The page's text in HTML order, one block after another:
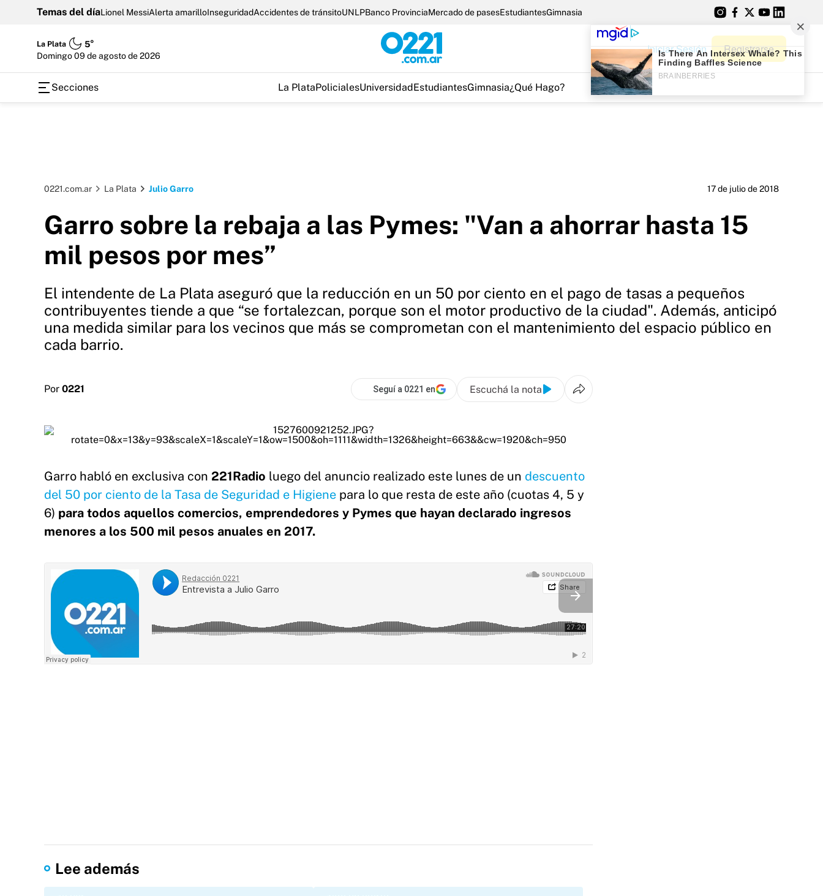
Temas del díaLionel MessiAlerta amarilloInseguridadAccidentes de tránsitoUNLPBanco ProvinciaMercado de pasesEstudiantesGimnasia
La Plata
5°
domingo 09 de agosto de 2026
Iniciar Sesión Registrarse
Secciones La PlataPolicialesUniversidadEstudiantesGimnasia¿Qué Hago?
0221.com.ar La Plata Julio Garro 17 de julio de 2018
Garro sobre la rebaja a las Pymes: "Van a ahorrar hasta 15
mil pesos por mes”
El intendente de La Plata aseguró que la reducción en un 50 por ciento en el pago de tasas a pequeños
contribuyentes tiende a que “se fortalezcan, porque son el motor productivo de la ciudad". Además, anticipó
una medida similar para los vecinos que más se comprometan con el mantenimiento del espacio público en
cada barrio.
Por 0221 Seguí a 0221 en Escuchá la nota
Garro habló en exclusiva con 221Radio luego del anuncio realizado este lunes de un descuento
del 50 por ciento de la Tasa de Seguridad e Higiene para lo que resta de este año (cuotas 4, 5 y
6) para todos aquellos comercios, emprendedores y Pymes que hayan declarado ingresos
menores a los 500 mil pesos anuales en 2017.
Lee además